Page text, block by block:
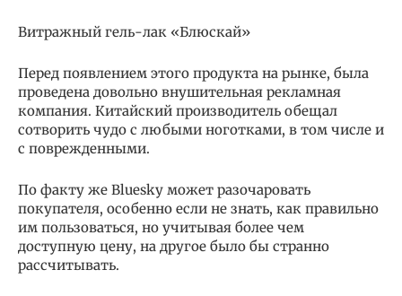
Витражный гель-лак «Блюскай»
Перед появлением этого продукта на рынке, была
проведена довольно внушительная рекламная
компания. Китайский производитель обещал
сотворить чудо с любыми ноготками, в том числе и
с поврежденными.
По факту же Bluesky может разочаровать
покупателя, особенно если не знать, как правильно
им пользоваться, но учитывая более чем
доступную цену, на другое было бы странно
рассчитывать.